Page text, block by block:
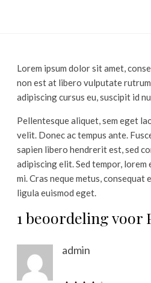
Lorem ipsum dolor sit amet,
non est at libero vulputate
adipiscing cursus eu, suscipit id
Pellentesque aliquet, sem eget
velit. Donec ac tempus ante.
sapien libero hendrerit est, sed
adipiscing elit. Sed tempor,
mi. Cras neque metus,
ligula euismod eget.
1 beoordeling voor
admin